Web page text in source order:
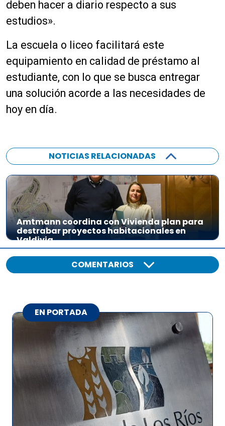
deben hacer a diario respecto a sus
estudios».
La escuela o liceo facilitará este
equipamiento en calidad de préstamo al
estudiante, con lo que se busca entregar
una solución acorde a las necesidades de
hoy en día.
NOTICIAS RELACIONADAS
Amtmann coordina con Vivienda plan para
destrabar proyectos habitacionales en
Valdivia
COMENTARIOS
EN PORTADA